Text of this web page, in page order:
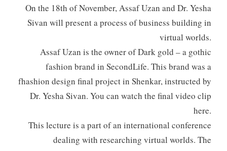
On the 18th of November, Assaf Uzan and Dr. Yesha
Sivan will present a process of business building in
virtual worlds.
Assaf Uzan is the owner of Dark gold – a gothic
fashion brand in SecondLife. This brand was a
fhashion design final project in Shenkar, instructed by
Dr. Yesha Sivan. You can watch the final video clip
here.
This lecture is a part of an international conference
dealing with researching virtual worlds. The